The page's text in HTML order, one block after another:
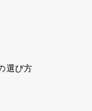
選び方